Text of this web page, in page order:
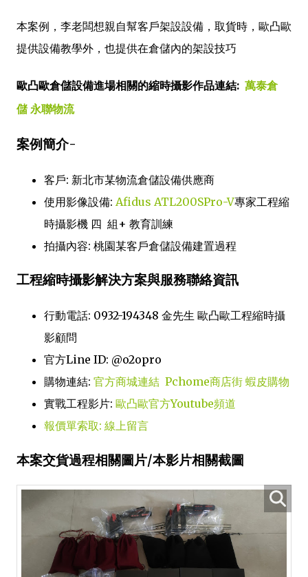
本案例，李老闆想親自幫客戶架設設備，取貨時，歐凸歐
提供設備教學外，也提供在倉儲內的架設技巧
歐凸歐倉儲設備進場相關的縮時攝影作品連結: 萬泰倉
儲 永聯物流
案例簡介-
客戶: 新北市某物流倉儲設備供應商
使用影像設備: Afidus ATL200SPro-V專家工程縮
時攝影機 四 組+ 教育訓練
拍攝內容: 桃園某客戶倉儲設備建置過程
工程縮時攝影解決方案與服務聯絡資訊
行動電話: 0932-194348 金先生 歐凸歐工程縮時攝
影顧問
官方Line ID: @o2opro
購物連結: 官方商城連結 Pchome商店街 蝦皮購物
實戰工程影片: 歐凸歐官方Youtube頻道
報價單索取: 線上留言
本案交貨過程相關圖片/本影片相關截圖